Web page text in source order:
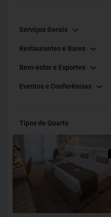
Serviços Gerais
Restaurantes e Bares
Bem-estar e Esportes
Eventos e Conferências
Tipos de Quarto